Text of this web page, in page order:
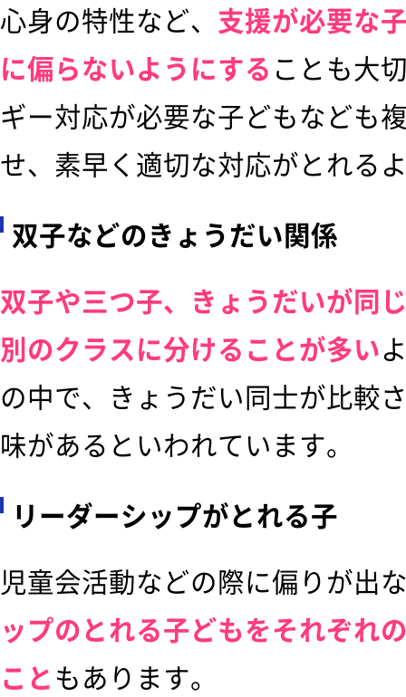
心身の特性など、 支援が必要な
に偏らないようにする ことも大
ギー対応が必要な子どもなども
せ、素早く適切な対応がとれる
双子などのきょうだい関係
双子や三つ子、きょうだいが同
別のクラスに分けることが多い
の中で、きょうだい同士が比較
味があるといわれています。
リーダーシップがとれる子
児童会活動などの際に偏りが出
ップのとれる子どもをそれぞれ
こともあります。